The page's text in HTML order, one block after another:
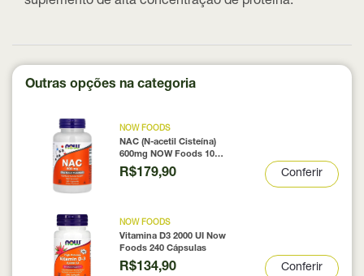
Outras opções na categoria
NOW FOODS
NAC (N-acetil Cisteína)
600mg NOW Foods 100
Cápsulas
R$179,90 Conferir
NOW FOODS
Vitamina D3 2000 UI Now
Foods 240 Cápsulas
R$134,90 Conferir